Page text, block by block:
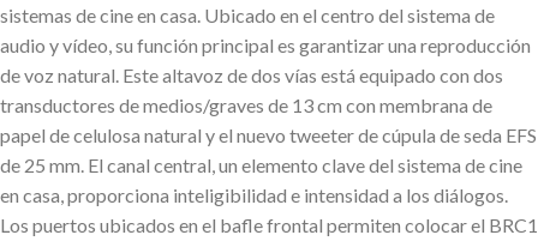
sistemas de cine en casa. Ubicado en el centro del sistema de
audio y vídeo, su función principal es garantizar una reproducción
de voz natural. Este altavoz de dos vías está equipado con dos
transductores de medios/graves de 13 cm con membrana de
papel de celulosa natural y el nuevo tweeter de cúpula de seda EFS
de 25 mm. El canal central, un elemento clave del sistema de cine
en casa, proporciona inteligibilidad e intensidad a los diálogos.
Los puertos ubicados en el bafle frontal permiten colocar el BRC1